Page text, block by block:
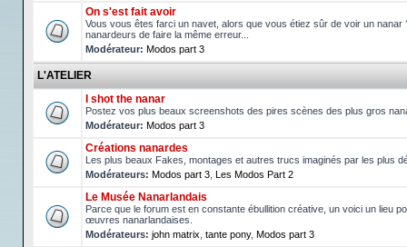
On s'est fait avoir
Vous vous êtes farci un navet, alors que vous étiez sûr de voir un
nanardeurs de faire la même erreur...
Modérateur: Modos part 3
L'ATELIER
I shot the nanar
Postez vos plus beaux screenshots des pires scènes des plus gros
Modérateur: Modos part 3
Créations nanardes
Les plus beaux Fakes, montages et autres trucs imaginés par les plus
Modérateurs: Modos part 3 Les Modos Part 2
Le Musée Nanarlandais
Parce que le forum est en constante ébullition créative, un voici un lieu
œuvres nanarlandaises.
Modérateurs: john matrix tante pony, Modos part 3